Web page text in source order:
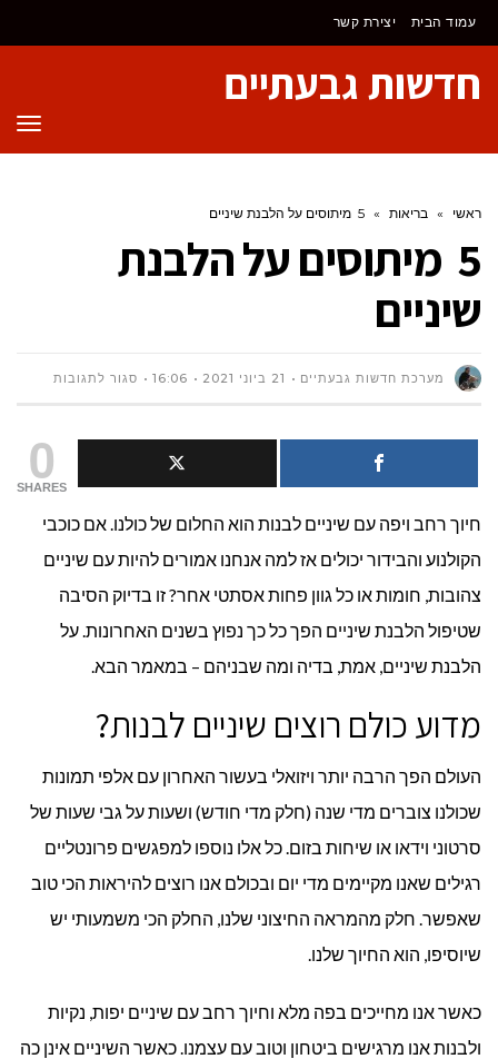
לתוכן
עמוד הבית יצירת קשר
חדשות גבעתיים
ראשי » בריאות » 5 מיתוסים על הלבנת שיניים
5 מיתוסים על הלבנת
שיניים
מערכת חדשות גבעתיים 21 ביוני 2021 16:06 סגור לתגובותעל
מיתוסים
על
0
SHARES
חיוך רחב ויפה עם שיניים לבנות הוא החלום של כולנו. אם כוכבי
הקולנוע והבידור יכולים אז למה אנחנו אמורים להיות עם שיניים
צהובות, חומות או כל גוון פחות אסתטי אחר? זו בדיוק הסיבה
שטיפול הלבנת שיניים הפך כל כך נפוץ בשנים האחרונות. על
הלבנת שיניים, אמת, בדיה ומה שבניהם – במאמר הבא.
מדוע כולם רוצים שיניים לבנות?
העולם הפך הרבה יותר ויזואלי בעשור האחרון עם אלפי תמונות
שכולנו צוברים מדי שנה (חלק מדי חודש) ושעות על גבי שעות של
סרטוני וידאו או שיחות בזום. כל אלו נוספו למפגשים פרונטליים
רגילים שאנו מקיימים מדי יום ובכולם אנו רוצים להיראות הכי טוב
שאפשר. חלק מהמראה החיצוני שלנו, החלק הכי משמעותי יש
שיוסיפו, הוא החיוך שלנו.
כאשר אנו מחייכים בפה מלא וחיוך רחב עם שיניים יפות, נקיות
ולבנות אנו מרגישים ביטחון וטוב עם עצמנו. כאשר השיניים אינן כה